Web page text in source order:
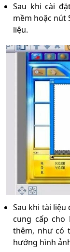
Sau khi cài
mềm hoặc nút
liệu.
Sau khi tài liệu
cung cấp cho
thêm, như có
hướng hình